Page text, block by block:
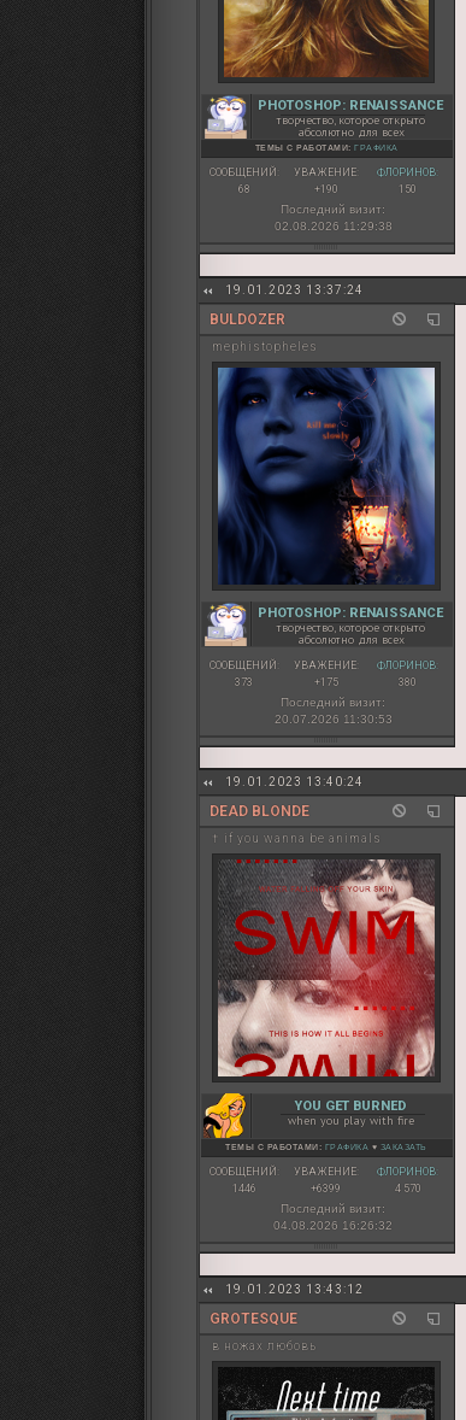
PHOTOSHOP: RENAISSANCE
творчество, которое открыто
абсолютно для всех
ТЕМЫ С РАБОТАМИ: ГРАФИКА
СООБЩЕНИЙ:
68
УВАЖЕНИЕ:
+190
ФЛОРИНОВ:
150
Последний визит:
02.08.2026 11:29:38
19.01.2023 13:37:24
BULDOZER
mephistopheles
PHOTOSHOP: RENAISSANCE
творчество, которое открыто
абсолютно для всех
СООБЩЕНИЙ:
373
УВАЖЕНИЕ:
+175
ФЛОРИНОВ:
380
Последний визит:
20.07.2026 11:30:53
19.01.2023 13:40:24
DEAD BLONDE
† if you wanna be animals
YOU GET BURNED
when you play with fire
ТЕМЫ С РАБОТАМИ: ГРАФИКА ♥ ЗАКАЗАТЬ
СООБЩЕНИЙ:
1446
УВАЖЕНИЕ:
+6399
ФЛОРИНОВ:
4 570
Последний визит:
04.08.2026 16:26:32
19.01.2023 13:43:12
GROTESQUE
в ножах любовь